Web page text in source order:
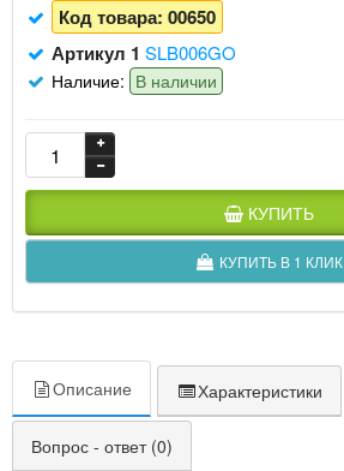
Код товара: 00650
Артикул 1 SLB006GO
Наличие: В наличии
КУПИТЬ
КУПИТЬ В 1 КЛИК
Описание Характеристики
Вопрос - ответ (0)